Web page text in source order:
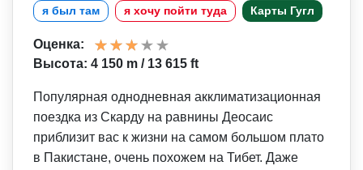
я был там я хочу пойти туда Карты Гугл
Оценка:
Высота: 4 150 m / 13 615 ft
Популярная однодневная акклиматизационная
поездка из Скарду на равнины Деосаис
приблизит вас к жизни на самом большом плато
в Пакистане, очень похожем на Тибет. Даже